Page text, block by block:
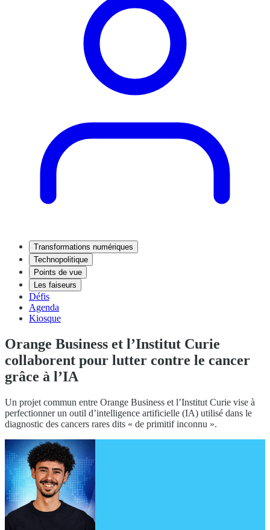
Transformations numériques
Technopolitique
Points de vue
Les faiseurs
Défis
Agenda
Kiosque
Orange Business et l’Institut Curie
collaborent pour lutter contre le cancer
grâce à l’IA
Un projet commun entre Orange Business et l’Institut Curie vise à
perfectionner un outil d’intelligence artificielle (IA) utilisé dans le
diagnostic des cancers rares dits « de primitif inconnu ».